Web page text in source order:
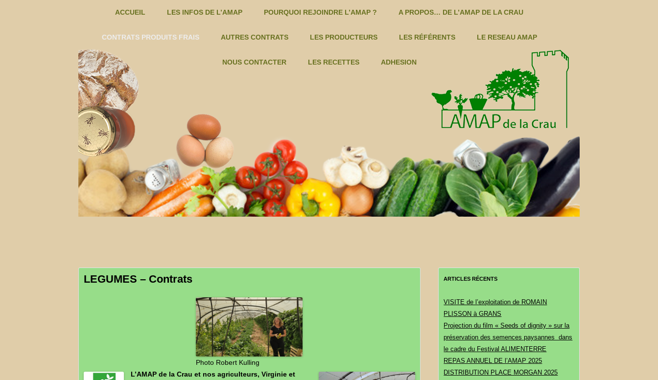
ACCUEIL
LES INFOS DE L’AMAP
EXEMPLES DE PANIERS
POURQUOI REJOINDRE L’AMAP ? A PROPOS… DE L’AMAP DE LA CRAU
CONTRATS PRODUITS FRAIS
CHAMPIGNONS T.BOUREILLE -C
FROMAGE DE CHEVRE – C
FRUITS TERRE DES ALPILLES -C
JUS DE GRENADE ET HUILE
KIWIS FARINES HUILES POIS
CHICHE…. -C
LEGUMES – CONTRATS
OEUFS – EARL BIODELICE -C
AUTRES CONTRATS
CHATAIGNES – CYRIL REYAUD -C
SÈVE DE BOULEAU -C
TISANES -C
VINS – MAS GOURGONNIER -C
VINS – DOMAINE ROUSTAN -C
LES PRODUCTEURS
DOMAINE ROUSTAN – VINS
LES LÉGUMES ÉTÉ
LES LÉGUMES AUTOMNE
GAEC DU PRIEURÉ – VALDINOIX
MAS DE GOURGONNIER – VINS
MATHIEU FILLACIER – PAIN
LES RÉFÉRENTS LE RESEAU AMAP
NOUS CONTACTER LES RECETTES ADHESION
AMAP
DE
LA
CRAU
LEGUMES – Contrats
Photo Robert Kulling
L’AMAP de la Crau et nos agriculteurs, Virginie et
ARTICLES RÉCENTS
VISITE de l’exploitation de ROMAIN
PLISSON à GRANS
Projection du film « Seeds of dignity » sur la
préservation des semences paysannes dans
le cadre du Festival ALIMENTERRE
REPAS ANNUEL DE l’AMAP 2025
DISTRIBUTION PLACE MORGAN 2025